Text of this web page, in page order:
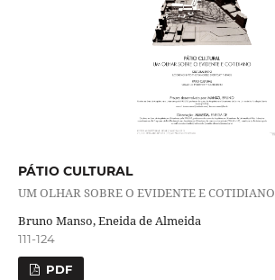
PÁTIO CULTURAL
UM OLHAR SOBRE O EVIDENTE E COTIDIANO
Bruno Manso, Eneida de Almeida
111-124
PDF